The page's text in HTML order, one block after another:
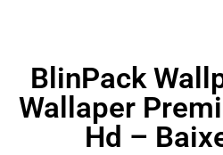
BlinPack
Wallaper
Hd –